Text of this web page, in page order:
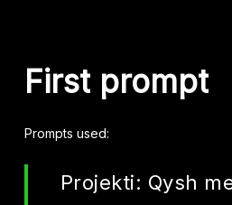
First prompt
Prompts used:
Projekti: Qysh